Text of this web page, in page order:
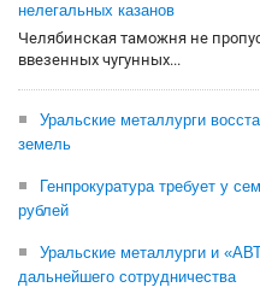
нелегальных казанов
Челябинская таможня не
ввезенных чугунных...
Уральские металлурги
земель
Генпрокуратура требует у
рублей
Уральские металлурги и
дальнейшего сотрудничества